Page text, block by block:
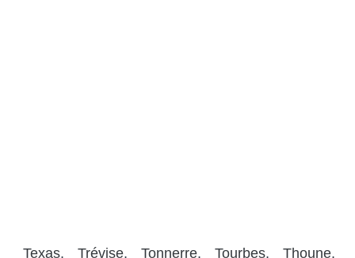
Texas Trévise Tonnerre Tourbes Thoune